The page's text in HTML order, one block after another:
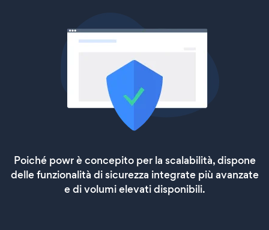
Poiché powr è concepito per la scalabilità, dispone
delle funzionalità di sicurezza integrate più avanzate
e di volumi elevati disponibili.